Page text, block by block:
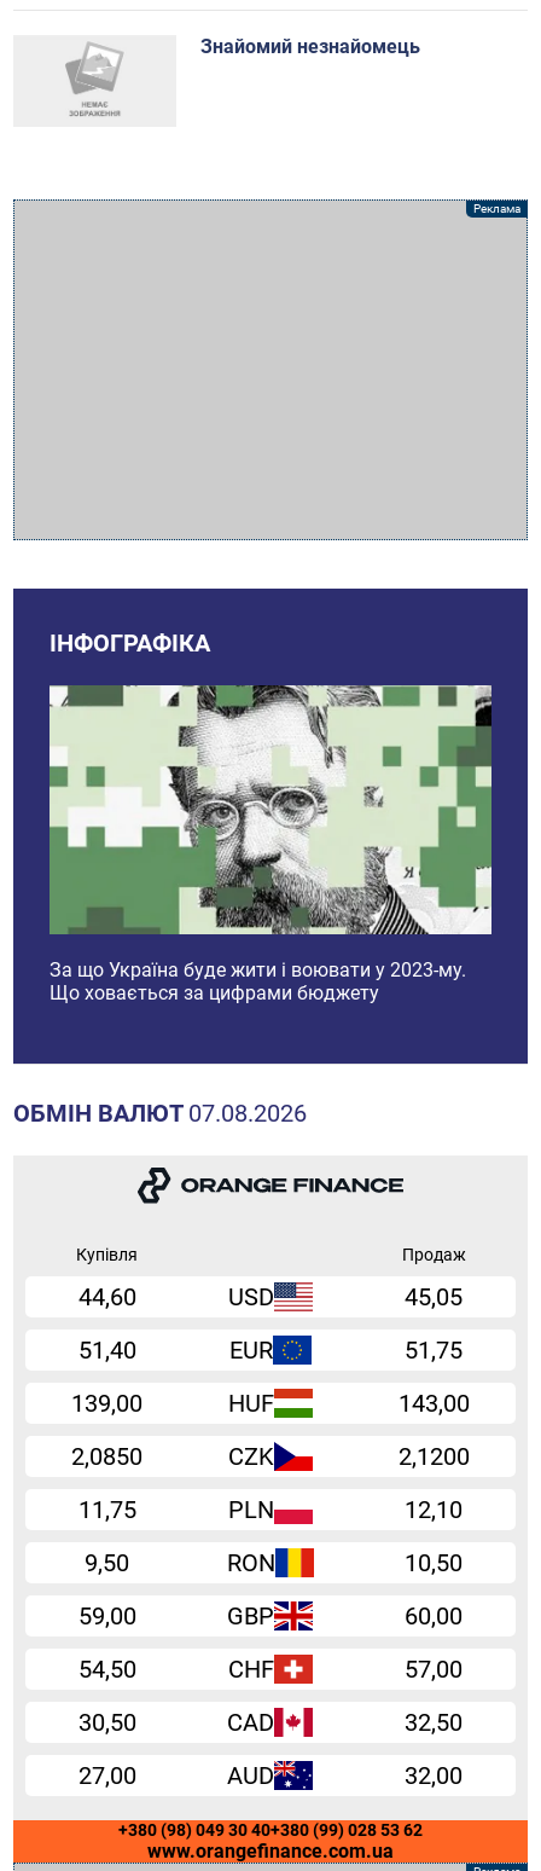
Знайомий незнайомець
ІНФОГРАФІКА
За що Україна буде жити і воювати у 2023-му.
Що ховається за цифрами бюджету
ОБМІН ВАЛЮТ 07.08.2026
Купівля Продаж
44,60 USD
45,05
51,40
EUR
51,75
139,00
HUF
143,00
2,0850
CZK
2,1200
11,75
PLN
12,10
9,50
RON
10,50
59,00
GBP
60,00
54,50
CHF
57,00
30,50
CAD
32,50
27,00
AUD 32,00
+380 (98) 049 30 40+380 (99) 028 53 62
www.orangefinance.com.ua